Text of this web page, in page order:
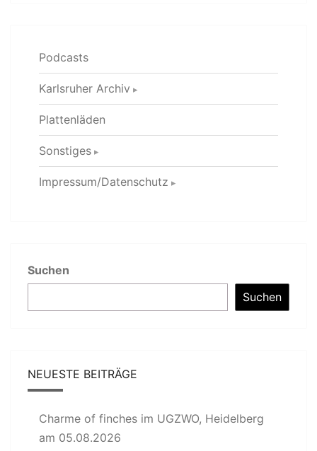
Podcasts
Karlsruher Archiv
Plattenläden
Sonstiges
Impressum/Datenschutz
Suchen
Suchen
NEUESTE BEITRÄGE
Charme of finches im UGZWO, Heidelberg
am 05.08.2026